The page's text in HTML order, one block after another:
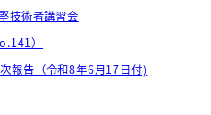
技術者講習会
）
報告（令和8年6月17日付)